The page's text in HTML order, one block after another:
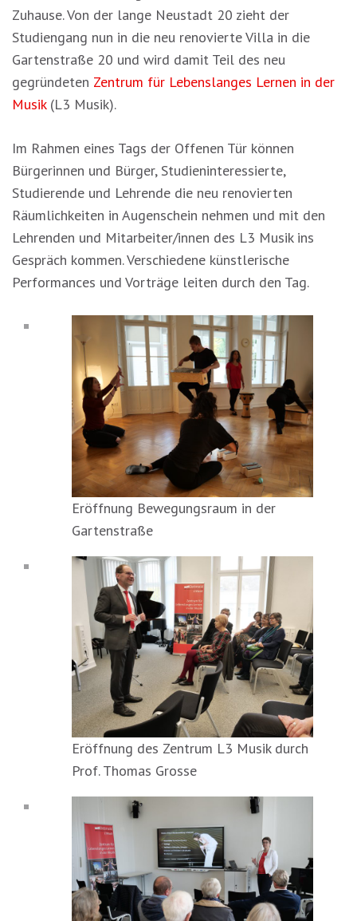
Zuhause. Von der lange Neustadt 20 zieht der
Studiengang nun in die neu renovierte Villa in die
Gartenstraße 20 und wird damit Teil des neu
gegründeten Zentrum für Lebenslanges Lernen in der
Musik(L3 Musik).
Im Rahmen eines Tags der Offenen Tür können
Bürgerinnen und Bürger, Studieninteressierte,
Studierende und Lehrende die neu renovierten
Räumlichkeiten in Augenschein nehmen und mit den
Lehrenden und Mitarbeiter/innen des L3 Musik ins
Gespräch kommen. Verschiedene künstlerische
Performances und Vorträge leiten durch den Tag.
Eröffnung Bewegungsraum in der
Gartenstraße
Eröffnung des Zentrum L3 Musik durch
Prof. Thomas Grosse